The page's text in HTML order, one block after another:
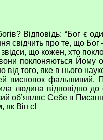
Відповідь: “Бог є
свідчить про те, що Бог
що кожен, хто
поклоняються Йому
того, яке в нього
фальшивий.
людина відповідно
об’являє Себе в
як Він є!